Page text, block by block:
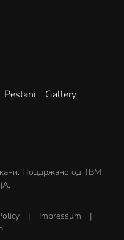
Pestani
Gallery
Поддржано од ТВМ
.
| Impressum |